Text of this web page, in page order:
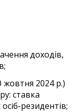
доходів,
жовтня 2024 р.)
ставка
резидентів;